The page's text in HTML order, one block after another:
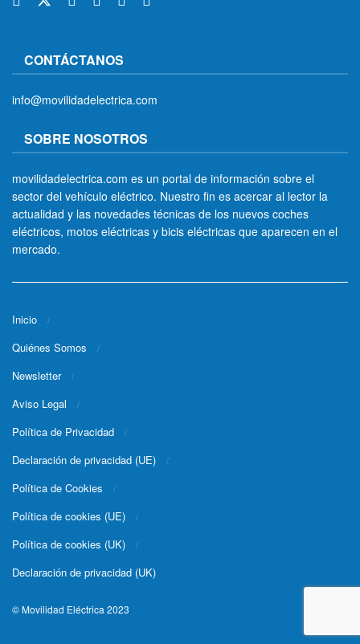
CONTÁCTANOS
info@movilidadelectrica.com
SOBRE NOSOTROS
movilidadelectrica.com es un portal de información sobre el
sector del vehículo eléctrico. Nuestro fin es acercar al lector la
actualidad y las novedades técnicas de los nuevos coches
eléctricos, motos eléctricas y bicis eléctricas que aparecen en el
mercado.
Inicio
Quiénes Somos
Newsletter
Aviso Legal
Política de Privacidad
Declaración de privacidad (UE)
Política de Cookies
Política de cookies (UE)
Política de cookies (UK)
Declaración de privacidad (UK)
© Movilidad Eléctrica 2023